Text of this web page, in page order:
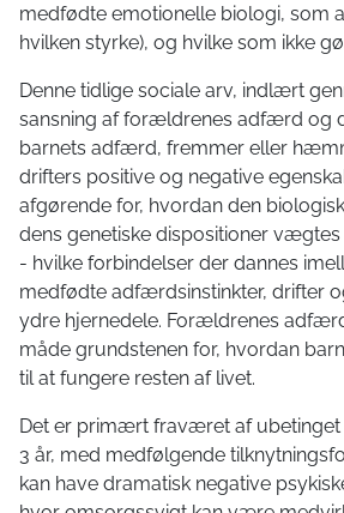
medfødte emotionelle biologi, som
hvilken styrke), og hvilke som ikke
Denne tidlige sociale arv, indlært
sansning af forældrenes adfærd og
barnets adfærd, fremmer eller
drifters positive og negative
afgørende for, hvordan den
dens genetiske dispositioner
- hvilke forbindelser der dannes
medfødte adfærdsinstinkter, drifter
ydre hjernedele. Forældrenes
måde grundstenen for, hvordan
til at fungere resten af livet.
Det er primært fraværet af
3 år, med medfølgende
kan have dramatisk negative